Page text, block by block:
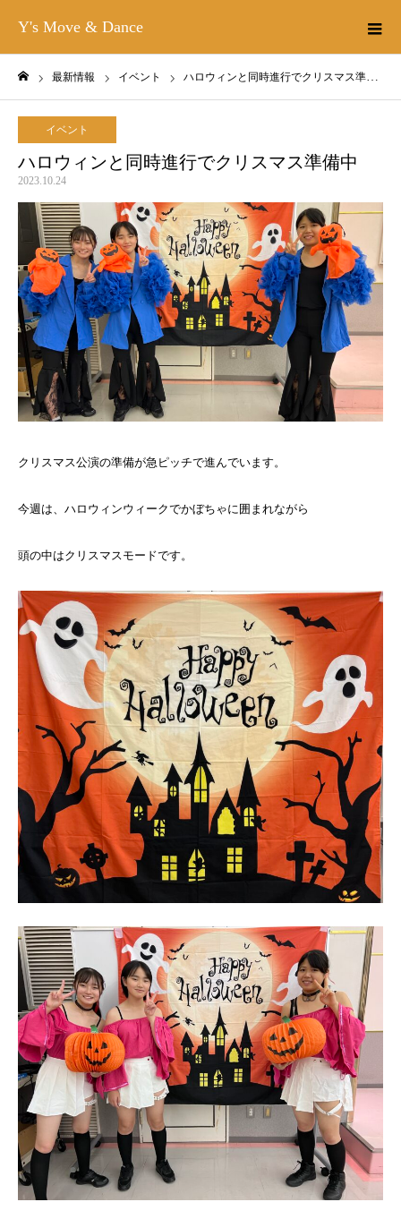
Y's Move & Dance
最新情報 イベント ハロウィンと同時進行でクリスマス準備中
イベント
ハロウィンと同時進行でクリスマス準備中
2023.10.24
クリスマス公演の準備が急ピッチで進んでいます。
今週は、ハロウィンウィークでかぼちゃに囲まれながら
頭の中はクリスマスモードです。